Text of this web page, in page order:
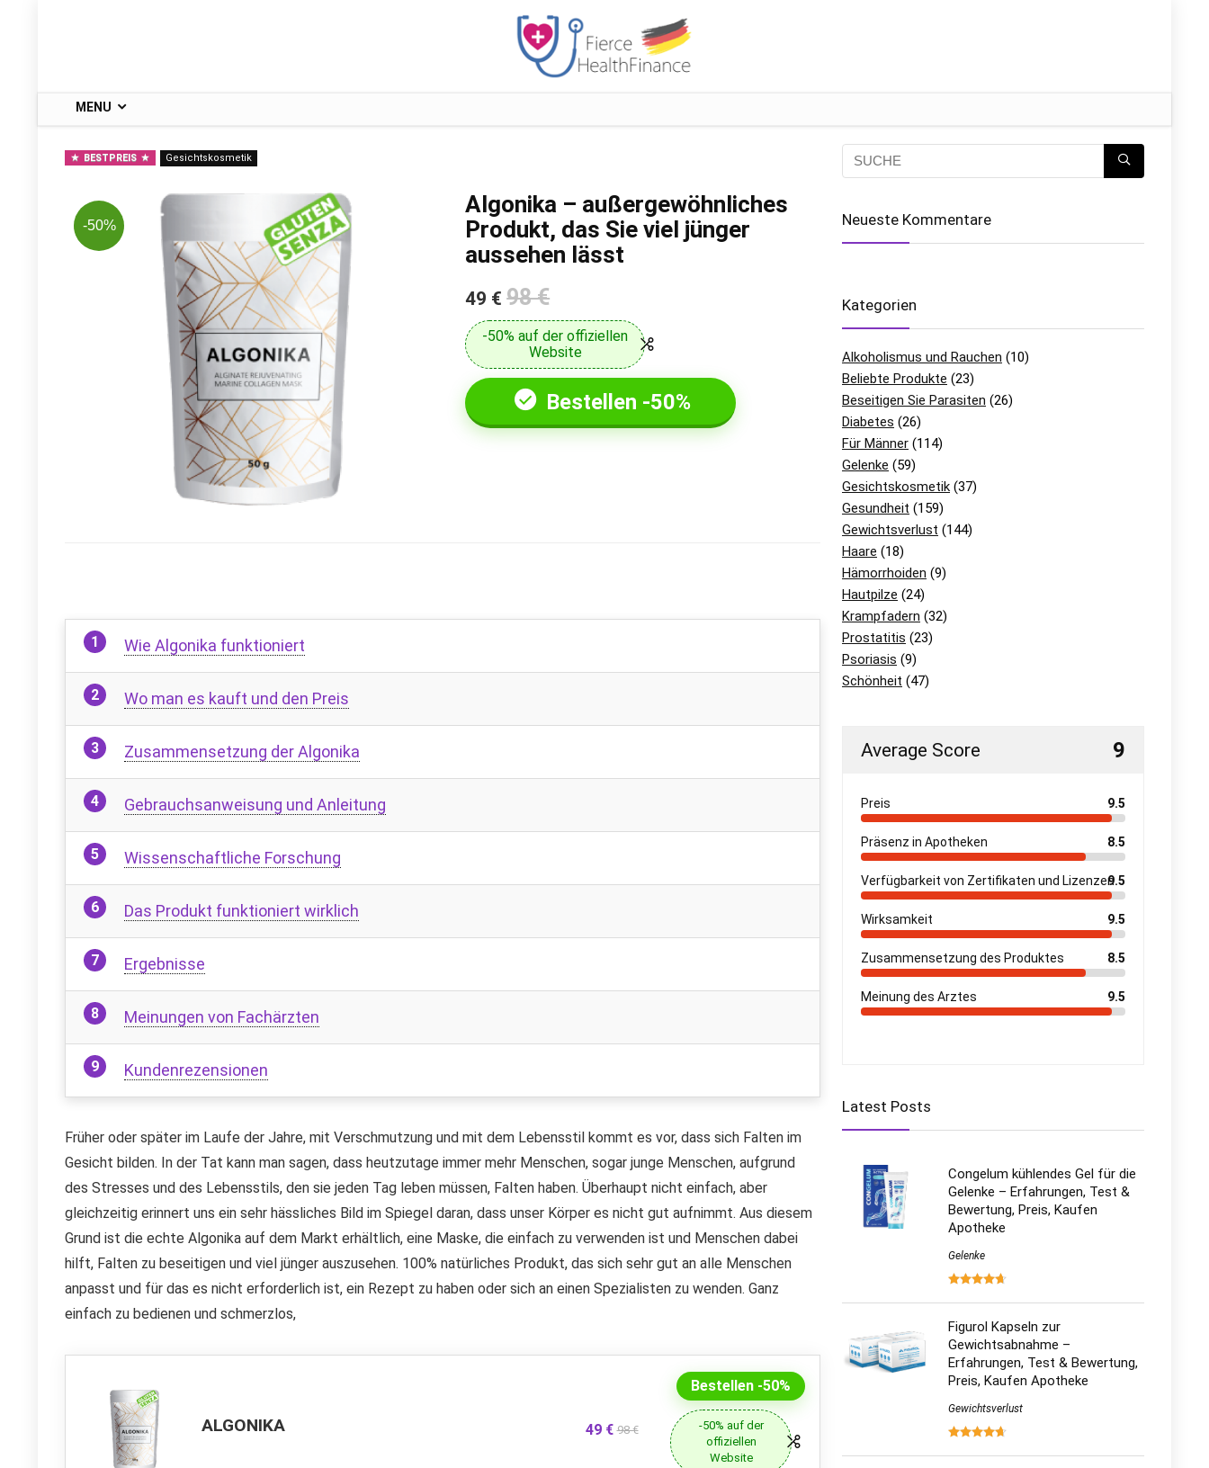
MENU
BESTPREIS Gesichtskosmetik
-50%
Algonika – außergewöhnliches
Produkt, das Sie viel jünger
aussehen lässt
49 €98 €
-50% auf der offiziellen
Website
Bestellen -50%
Wie Algonika funktioniert
Wo man es kauft und den Preis
Zusammensetzung der Algonika
Gebrauchsanweisung und Anleitung
Wissenschaftliche Forschung
Das Produkt funktioniert wirklich
Ergebnisse
Meinungen von Fachärzten
Kundenrezensionen
Früher oder später im Laufe der Jahre, mit Verschmutzung und mit dem Lebensstil kommt es vor, dass sich Falten im
Gesicht bilden. In der Tat kann man sagen, dass heutzutage immer mehr Menschen, sogar junge Menschen, aufgrund
des Stresses und des Lebensstils, den sie jeden Tag leben müssen, Falten haben. Überhaupt nicht einfach, aber
gleichzeitig erinnert uns ein sehr hässliches Bild im Spiegel daran, dass unser Körper es nicht gut aufnimmt. Aus diesem
Grund ist die echte Algonika auf dem Markt erhältlich, eine Maske, die einfach zu verwenden ist und Menschen dabei
hilft, Falten zu beseitigen und viel jünger auszusehen. 100% natürliches Produkt, das sich sehr gut an alle Menschen
anpasst und für das es nicht erforderlich ist, ein Rezept zu haben oder sich an einen Spezialisten zu wenden. Ganz
einfach zu bedienen und schmerzlos,
ALGONIKA 49 € 98 €
Bestellen -50%
-50% auf der
offiziellen
Website
Neueste Kommentare
Kategorien
Alkoholismus und Rauchen (10)
Beliebte Produkte (23)
Beseitigen Sie Parasiten (26)
Diabetes (26)
Für Männer (114)
Gelenke (59)
Gesichtskosmetik (37)
Gesundheit (159)
Gewichtsverlust (144)
Haare (18)
Hämorrhoiden (9)
Hautpilze (24)
Krampfadern (32)
Prostatitis (23)
Psoriasis (9)
Schönheit (47)
Average Score 9
Preis 9.5
Präsenz in Apotheken 8.5
Verfügbarkeit von Zertifikaten und Lizenzen9.5
Wirksamkeit 9.5
Zusammensetzung des Produktes 8.5
Meinung des Arztes 9.5
Latest Posts
Congelum kühlendes Gel für die
Gelenke – Erfahrungen, Test &
Bewertung, Preis, Kaufen
Apotheke
Gelenke
Figurol Kapseln zur
Gewichtsabnahme –
Erfahrungen, Test & Bewertung,
Preis, Kaufen Apotheke
Gewichtsverlust